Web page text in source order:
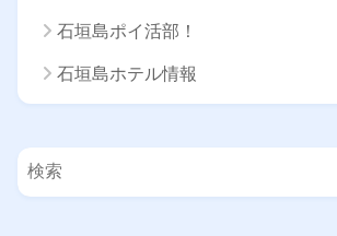
石垣島ポイ活部！
石垣島ホテル情報